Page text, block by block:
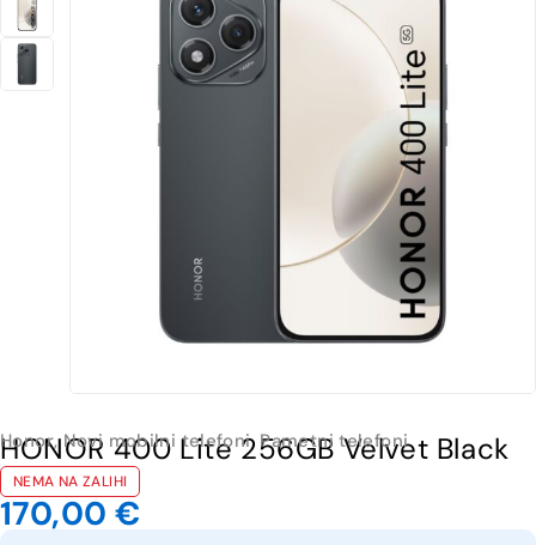
Honor,Novi mobilni telefoni, Pametni telefoni
HONOR 400 Lite 256GB Velvet Black
NEMA NA ZALIHI
170,00 €